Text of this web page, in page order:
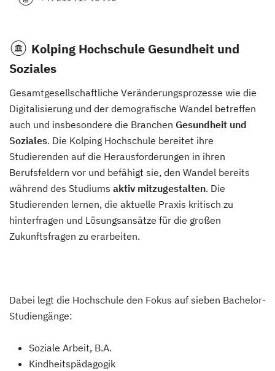
Kolping Hochschule Gesundheit und
Soziales
Gesamtgesellschaftliche Veränderungsprozesse wie die
Digitalisierung und der demografische Wandel betreffen
auch und insbesondere die Branchen Gesundheit und
Soziales. Die Kolping Hochschule bereitet ihre
Studierenden auf die Herausforderungen in ihren
Berufsfeldern vor und befähigt sie, den Wandel bereits
während des Studiums aktiv mitzugestalten. Die
Studierenden lernen, die aktuelle Praxis kritisch zu
hinterfragen und Lösungsansätze für die großen
Zukunftsfragen zu erarbeiten.
Dabei legt die Hochschule den Fokus auf sieben Bachelor-
Studiengänge:
Soziale Arbeit, B.A.
Kindheitspädagogik